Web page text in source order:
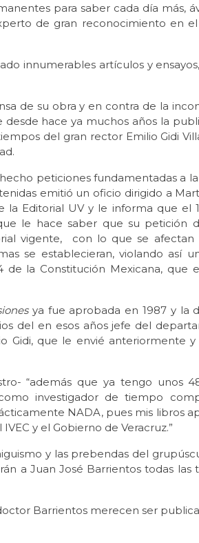
para saber cada día más,
de gran reconocimiento en
innumerables artículos y
de su obra y en contra de la
hace ya muchos años la
del gran rector Emilio Gidi
peticiones fundamentadas a
emitió un oficio dirigido a
Editorial UV y le informa que el
le hace saber que su petición
vigente, con lo que se afectan
se establecieran, violando así
la Constitución Mexicana, que
ya fue aprobada en 1987 y la
del en esos años jefe del
Gidi, que le envié anteriormente
“además que ya tengo unos
investigador de tiempo
NADA, pues mis libros
y el Gobierno de Veracruz.”
y las prebendas del
a Juan José Barrientos todas las
Barrientos merecen ser